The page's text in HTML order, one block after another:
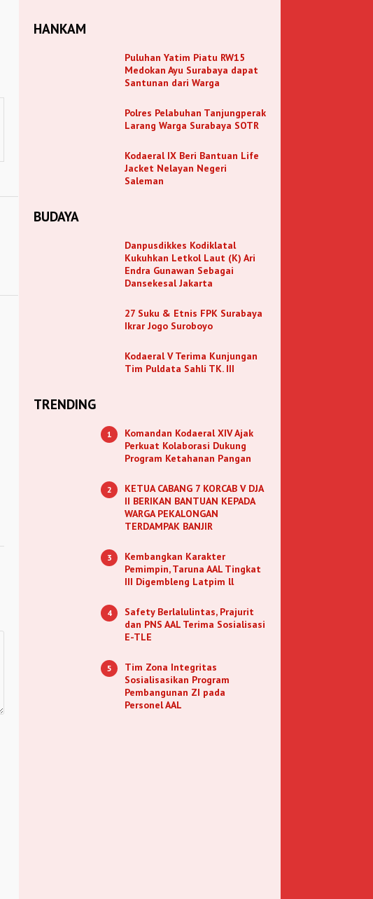
HANKAM
Puluhan Yatim Piatu RW15
Medokan Ayu Surabaya dapat
Santunan dari Warga
Polres Pelabuhan Tanjungperak
Larang Warga Surabaya SOTR
Kodaeral IX Beri Bantuan Life
Jacket Nelayan Negeri
Saleman
BUDAYA
Danpusdikkes Kodiklatal
Kukuhkan Letkol Laut (K) Ari
Endra Gunawan Sebagai
Dansekesal Jakarta
27 Suku & Etnis FPK Surabaya
Ikrar Jogo Suroboyo
Kodaeral V Terima Kunjungan
Tim Puldata Sahli TK. III
TRENDING
1
Komandan Kodaeral XIV Ajak
Perkuat Kolaborasi Dukung
Program Ketahanan Pangan
2
KETUA CABANG 7 KORCAB V DJA
II BERIKAN BANTUAN KEPADA
WARGA PEKALONGAN
TERDAMPAK BANJIR
3
Kembangkan Karakter
Pemimpin, Taruna AAL Tingkat
III Digembleng Latpim ll
4
Safety Berlalulintas, Prajurit
dan PNS AAL Terima Sosialisasi
E-TLE
5
Tim Zona Integritas
Sosialisasikan Program
Pembangunan ZI pada
Personel AAL